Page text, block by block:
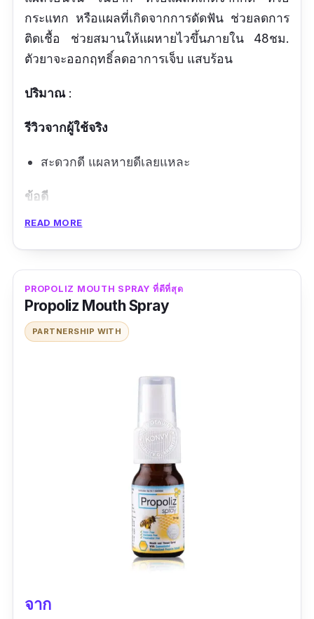
กระแทก หรือแผลที่เกิดจากการดัดฟัน ช่วยลดการ
ติดเชื้อ ช่วยสมานให้แผหายไวขึ้นภายใน 48ชม.
ตัวยาจะออกฤทธิ์ลดอาการเจ็บ แสบร้อน
ปริมาณ:
รีวิวจากผู้ใช้จริง
สะดวกดี แผลหายดีเลยแหละ
ข้อดี
แผลหายไว
ข้อเสีย
READ MORE
PROPOLIZ MOUTH SPRAY ที่ดีที่สุด
Propoliz Mouth Spray
PARTNERSHIP WITH
จาก